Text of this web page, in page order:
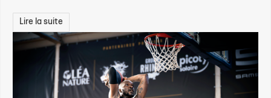
Lire la suite